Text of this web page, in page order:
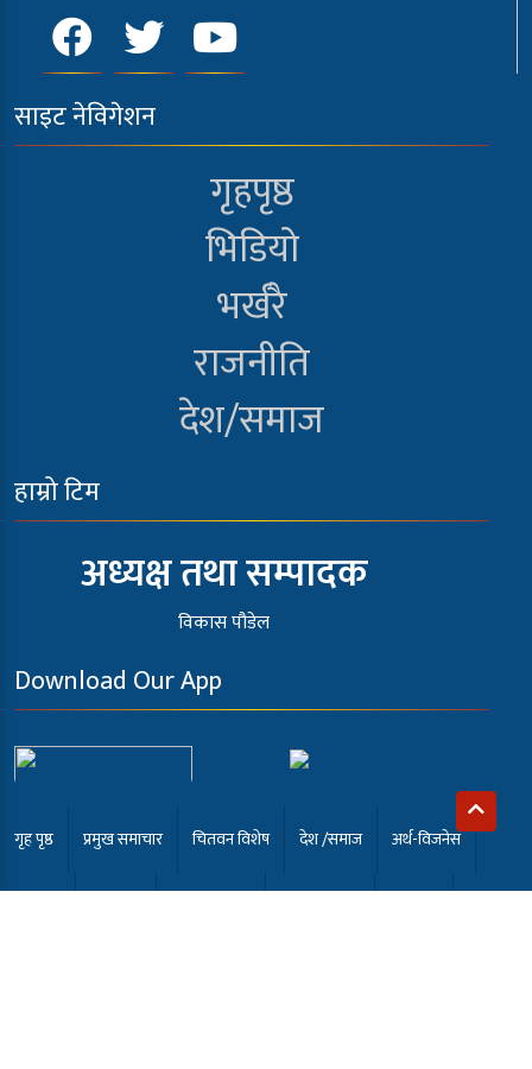
साइट नेविगेशन
गृहपृष्ठ
भिडियो
भर्खरै
राजनीति
देश/समाज
हाम्रो टिम
अध्यक्ष तथा सम्पादक
विकास पौडेल
Download Our App
गृह पृष्ठ प्रमुख समाचार चितवन विशेष देश /समाज अर्थ-विजनेस